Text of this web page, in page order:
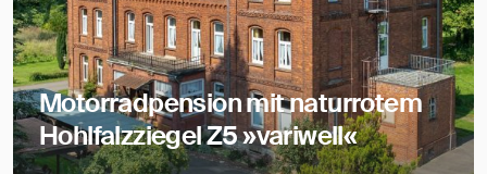
Motorradpension mit naturrotem
Hohlfalzziegel Z5 »variwell«